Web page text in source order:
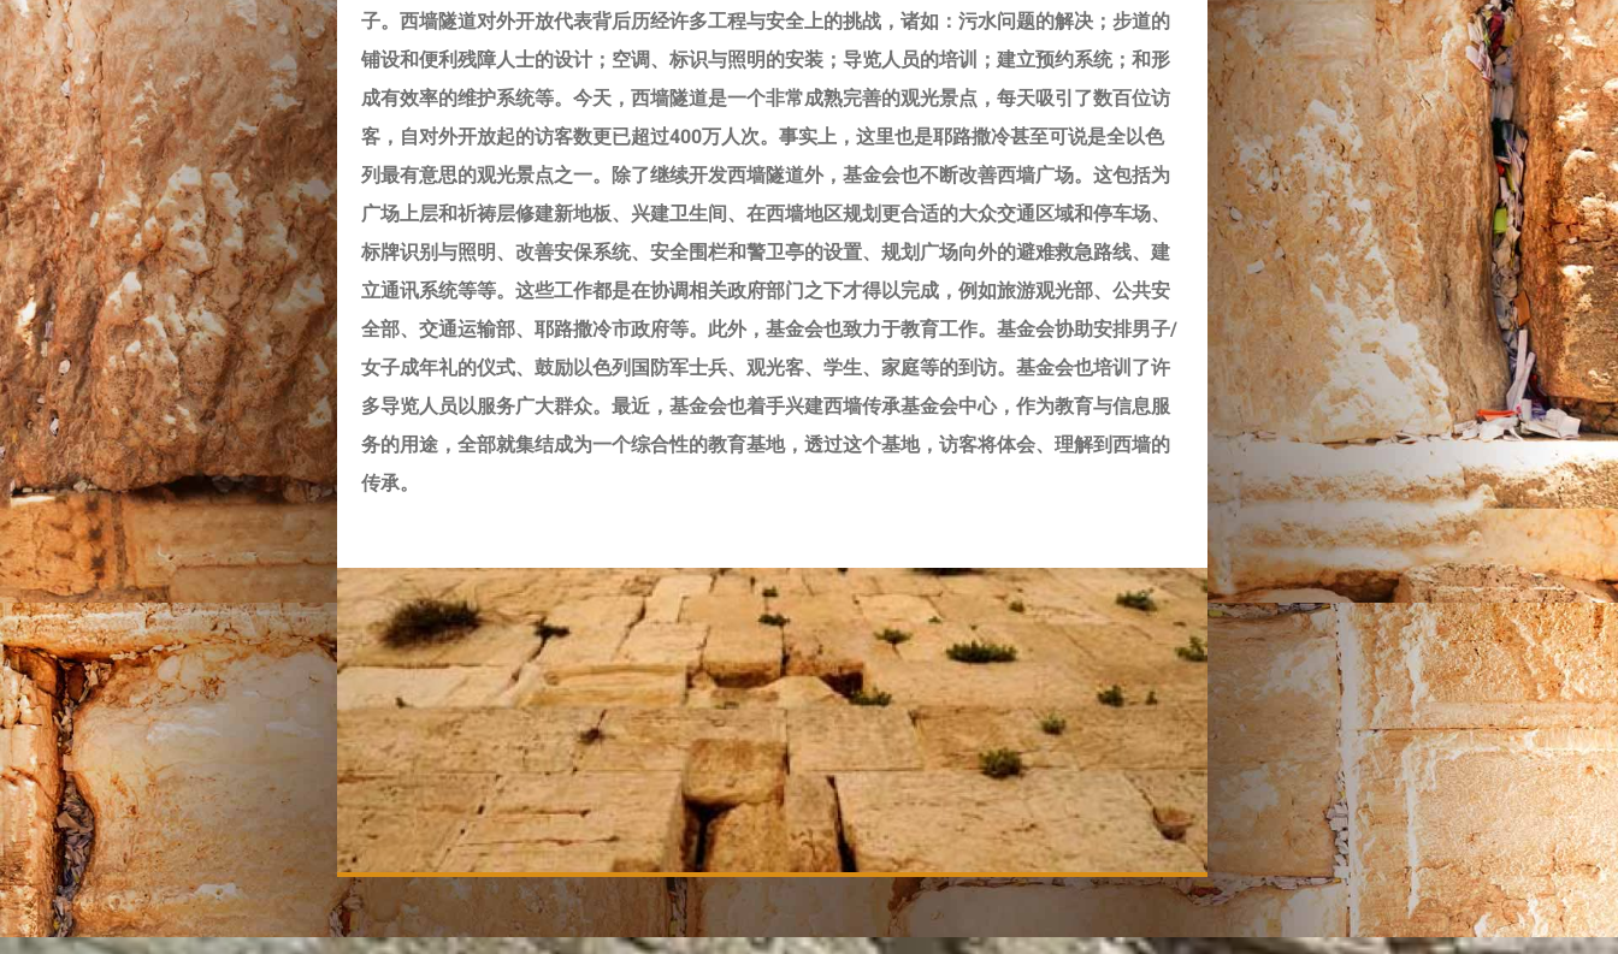
子。西墙隧道对外开放代表背后历经许多工程与安全上的挑战，诸如：污水问题的解决；步道的
铺设和便利残障人士的设计；空调、标识与照明的安装；导览人员的培训；建立预约系统；和形
成有效率的维护系统等。今天，西墙隧道是一个非常成熟完善的观光景点，每天吸引了数百位访
客，自对外开放起的访客数更已超过400万人次。事实上，这里也是耶路撒冷甚至可说是全以色
列最有意思的观光景点之一。除了继续开发西墙隧道外，基金会也不断改善西墙广场。这包括为
广场上层和祈祷层修建新地板、兴建卫生间、在西墙地区规划更合适的大众交通区域和停车场、
标牌识别与照明、改善安保系统、安全围栏和警卫亭的设置、规划广场向外的避难救急路线、建
立通讯系统等等。这些工作都是在协调相关政府部门之下才得以完成，例如旅游观光部、公共安
全部、交通运输部、耶路撒冷市政府等。此外，基金会也致力于教育工作。基金会协助安排男子/
女子成年礼的仪式、鼓励以色列国防军士兵、观光客、学生、家庭等的到访。基金会也培训了许
多导览人员以服务广大群众。最近，基金会也着手兴建西墙传承基金会中心，作为教育与信息服
务的用途，全部就集结成为一个综合性的教育基地，透过这个基地，访客将体会、理解到西墙的
传承。